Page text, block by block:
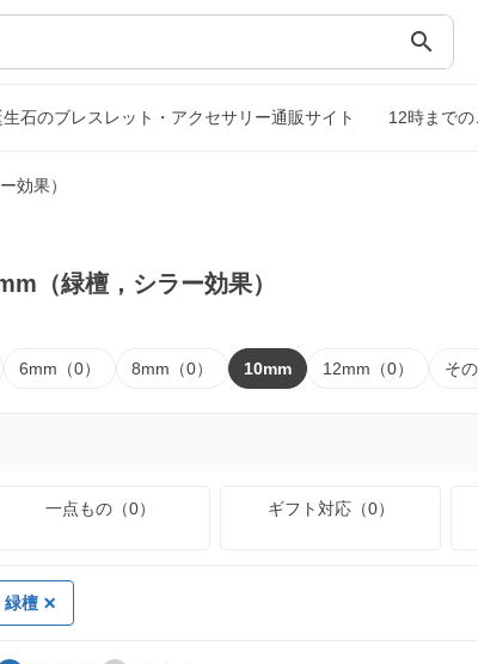
search
石のブレスレット・アクセサリー通販サイト 12時まで
効果）
（緑檀，シラー効果）
6mm（0） 8mm（0） 10mm 12mm（0） そ
一点もの（0） ギフト対応（0）
緑檀